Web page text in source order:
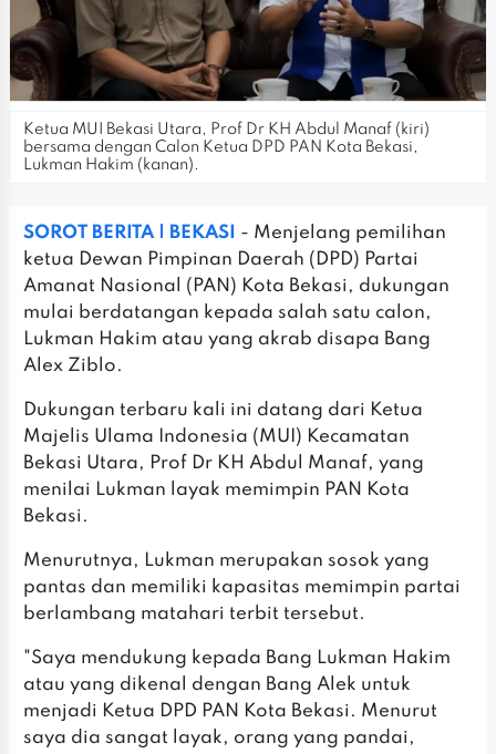
Ketua MUI Bekasi Utara, Prof Dr KH Abdul Manaf (kiri)
bersama dengan Calon Ketua DPD PAN Kota Bekasi,
Lukman Hakim (kanan).
SOROT BERITA | BEKASI
- Menjelang pemilihan
ketua Dewan Pimpinan Daerah (DPD) Partai
Amanat Nasional (PAN) Kota Bekasi, dukungan
mulai berdatangan kepada salah satu calon,
Lukman Hakim atau yang akrab disapa Bang
Alex Ziblo.
Dukungan terbaru kali ini datang dari Ketua
Majelis Ulama Indonesia (MUI) Kecamatan
Bekasi Utara, Prof Dr KH Abdul Manaf, yang
menilai Lukman layak memimpin PAN Kota
Bekasi.
Menurutnya, Lukman merupakan sosok yang
pantas dan memiliki kapasitas memimpin partai
berlambang matahari terbit tersebut.
"Saya mendukung kepada Bang Lukman Hakim
atau yang dikenal dengan Bang Alek untuk
menjadi Ketua DPD PAN Kota Bekasi. Menurut
saya dia sangat layak, orang yang pandai,